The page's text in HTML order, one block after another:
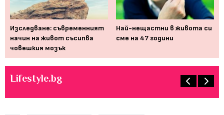
Изследване: съвременният
начин на живот съсипва
човешкия мозък
Най-нещастни в живота си
сме на 47 години
Lifestyle.bg